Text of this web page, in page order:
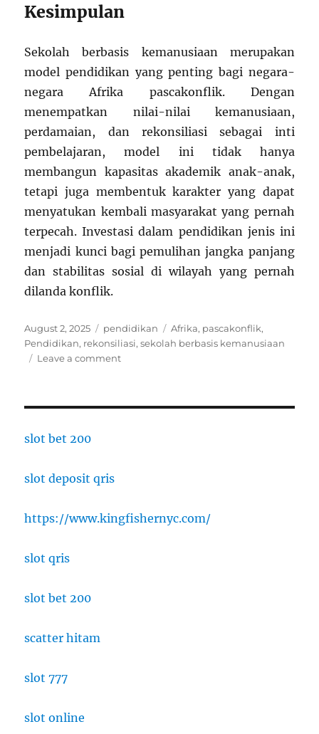
Kesimpulan
Sekolah berbasis kemanusiaan merupakan
model pendidikan yang penting bagi negara-
negara Afrika pascakonflik. Dengan
menempatkan nilai-nilai kemanusiaan,
perdamaian, dan rekonsiliasi sebagai inti
pembelajaran, model ini tidak hanya
membangun kapasitas akademik anak-anak,
tetapi juga membentuk karakter yang dapat
menyatukan kembali masyarakat yang pernah
terpecah. Investasi dalam pendidikan jenis ini
menjadi kunci bagi pemulihan jangka panjang
dan stabilitas sosial di wilayah yang pernah
dilanda konflik.
Posted
on
August 2, 2025 Categories
pendidikan Tags
Afrika, pascakonflik,
Pendidikan, rekonsiliasi,sekolah berbasis kemanusiaan
Leave a commenton
slot bet 200
slot deposit qris
https://www.kingfishernyc.com/
slot qris
slot bet 200
scatter hitam
slot 777
slot online